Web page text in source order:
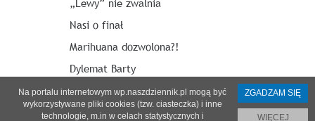
„Lewy” nie zwalnia
Nasi o finał
Marihuana dozwolona?!
Dylemat Barty
Na portalu internetowym wp.naszdziennik.pl mogą być
wykorzystywane pliki cookies (tzw. ciasteczka) i inne
technologie, m.in w celach statystycznych i
ZGADZAM SIĘ
WIĘCEJ